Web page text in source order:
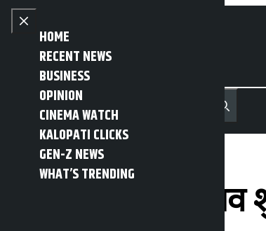
Skip to content
Close menu
HOME
RECENT NEWS
BUSINESS
OPINION
CINEMA WATCH
KALOPATI CLICKS
GEN-Z NEWS
WHAT’S TRENDING
Open main menu
MENU नेपाली Recent NewsTrending News
Search
उपसभामुखको चुनाव